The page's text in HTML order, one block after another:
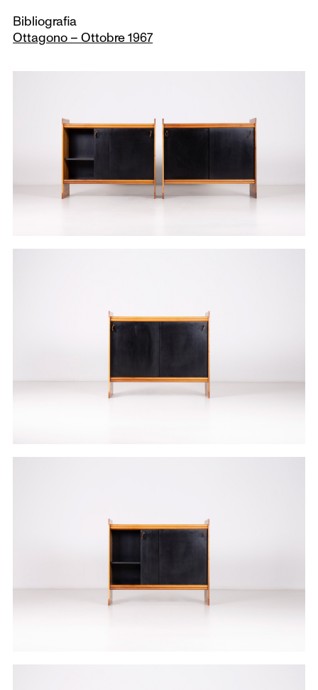
Bibliografia
Ottagono – Ottobre 1967